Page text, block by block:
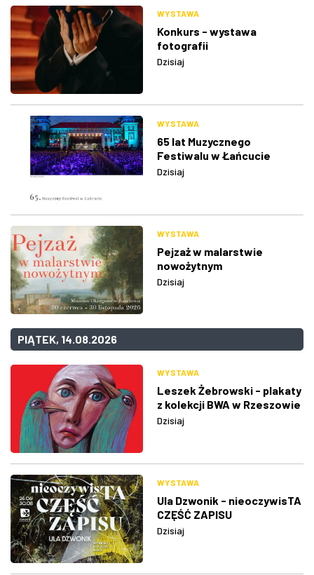
WYSTAWA
Konkurs - wystawa
fotografii
Dzisiaj
WYSTAWA
65 lat Muzycznego
Festiwalu w Łańcucie
Dzisiaj
WYSTAWA
Pejzaż w malarstwie
nowożytnym
Dzisiaj
PIĄTEK, 14.08.2026
WYSTAWA
Leszek Żebrowski - plakaty
z kolekcji BWA w Rzeszowie
Dzisiaj
WYSTAWA
Ula Dzwonik - nieoczywisTA
CZĘŚĆ ZAPISU
Dzisiaj